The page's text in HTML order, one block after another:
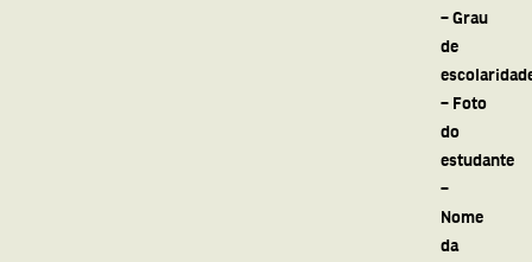
– Grau
de
– Foto
do
estudante
–
Nome
da